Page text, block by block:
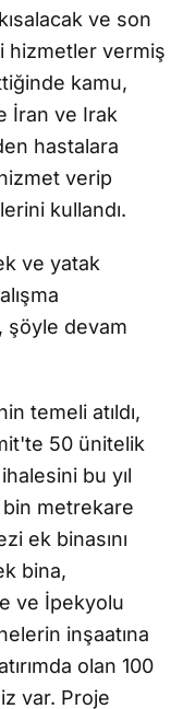
ve son
hizmetler vermiş
kamu,
İran ve Irak
hastalara
verip
kullandı.
ve yatak
şöyle devam
temeli atıldı,
50 ünitelik
bu yıl
bin metrekare
ek binasını
bina,
ve İpekyolu
inşaatına
olan 100
var. Proje